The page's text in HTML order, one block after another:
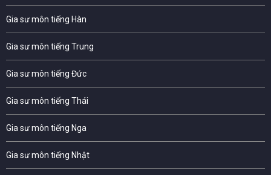
Gia sư môn tiếng Hàn
Gia sư môn tiếng Trung
Gia sư môn tiếng Đức
Gia sư môn tiếng Thái
Gia sư môn tiếng Nga
Gia sư môn tiếng Nhật